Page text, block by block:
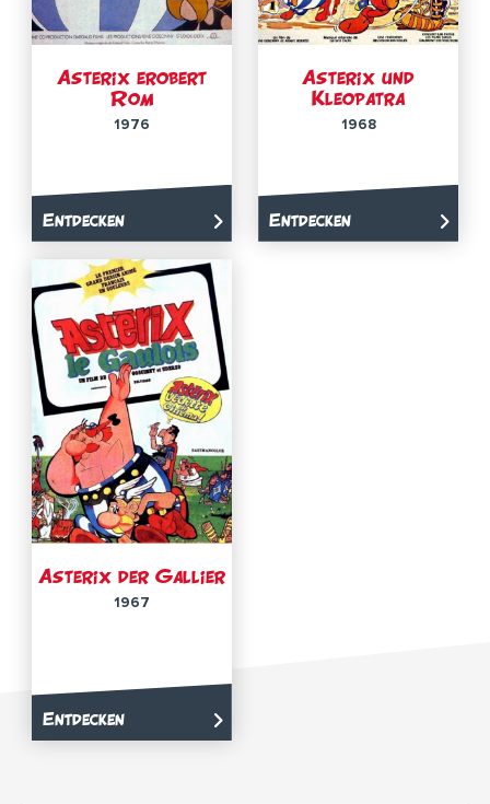
Asterix erobert
Rom
1976
Entdecken
Asterix und
Kleopatra
1968
Entdecken
Asterix der Gallier
1967
Entdecken